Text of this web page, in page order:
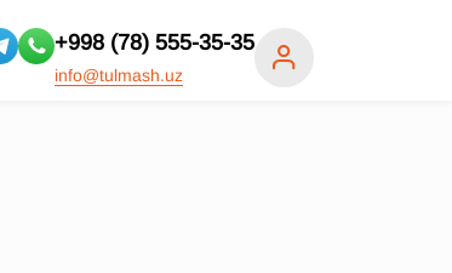
+998 (78) 555-35-35
info@tulmash.uz